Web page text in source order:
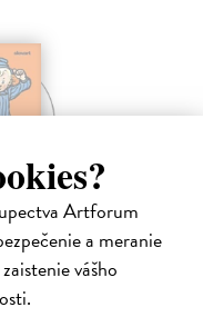
Artforum
a meranie
vášho
- CD
Emilovi, ktorého